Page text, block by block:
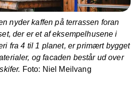
nyder kaffen på terrassen foran
der er et af eksempelhusene i
fra 4 til 1 planet, er primært bygget
og facaden består ud over
Foto: Niel Meilvang